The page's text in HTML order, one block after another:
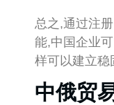
总之,通过注
能,中国企业
样可以建立稳
中俄贸